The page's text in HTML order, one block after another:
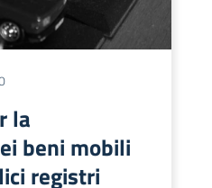
la
beni mobili
registri